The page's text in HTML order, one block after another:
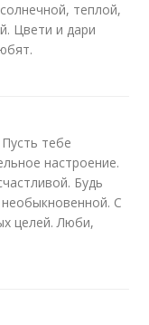
теплой,
Цвети и дари
тебе
настроение.
Будь
С
целей. Люби,